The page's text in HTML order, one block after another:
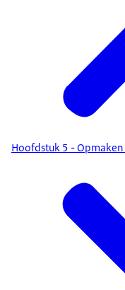
Hoofdstuk 5 -